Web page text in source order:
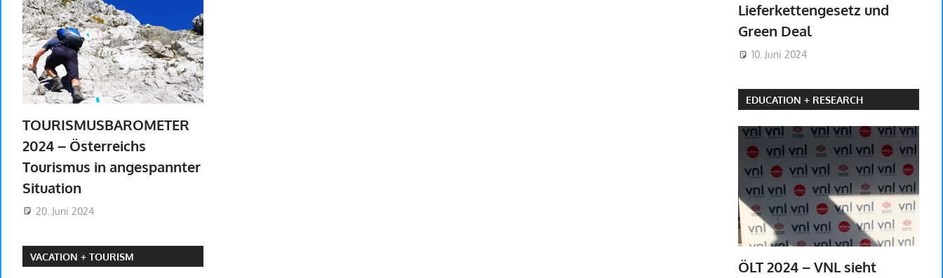
TOURISMUSBAROMETER
2024 – Österreichs
Tourismus in angespannter
Situation
20. Juni 2024
VACATION + TOURISM
Lieferkettengesetz und
Green Deal
10. Juni 2024
EDUCATION + RESEARCH
ÖLT 2024 – VNL sieht